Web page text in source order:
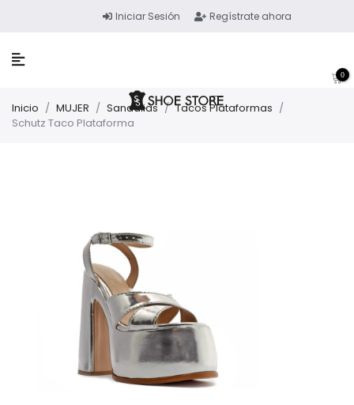
Iniciar Sesión Regístrate ahora
0
Inicio / MUJER / Sandalias / Tacos Plataformas /
Schutz Taco Plataforma